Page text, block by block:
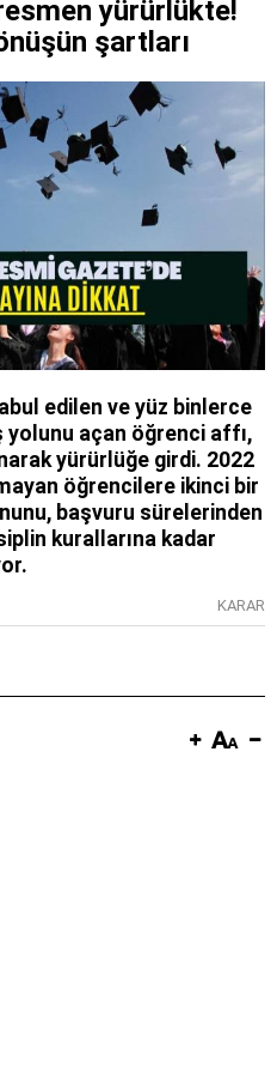
yürürlükte!
şartları
edilen ve yüz binlerce
açan öğrenci affı,
yürürlüğe girdi. 2022
öğrencilere ikinci bir
başvuru sürelerinden
kurallarına kadar
KARAR